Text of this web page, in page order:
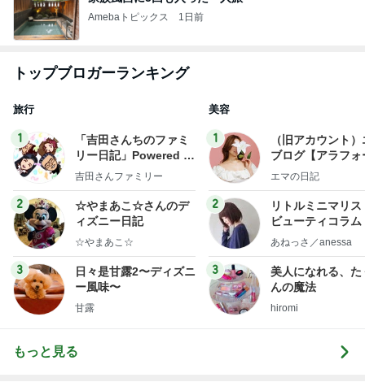
Amebaトピックス 1日前
トップブロガーランキング
旅行
1
「吉田さんちのファミ
リー日記」Powered b
y Ameba 吉田さんファ
ログ
吉田さんファミリー
2
☆やまあこ☆さんのデ
ィズニー日記
☆やまあこ☆
3
日々是甘露2〜ディズニ
ー風味〜
甘露
美容
1
（旧アカウント
ブログ【アラフォ
社売却セカンドラ
エマの日記
2
リトルミニマリス
ビューティコラ
little
あねっさ／anessa
3
美人になれる、た
んの魔法
hiromi
もっと見る